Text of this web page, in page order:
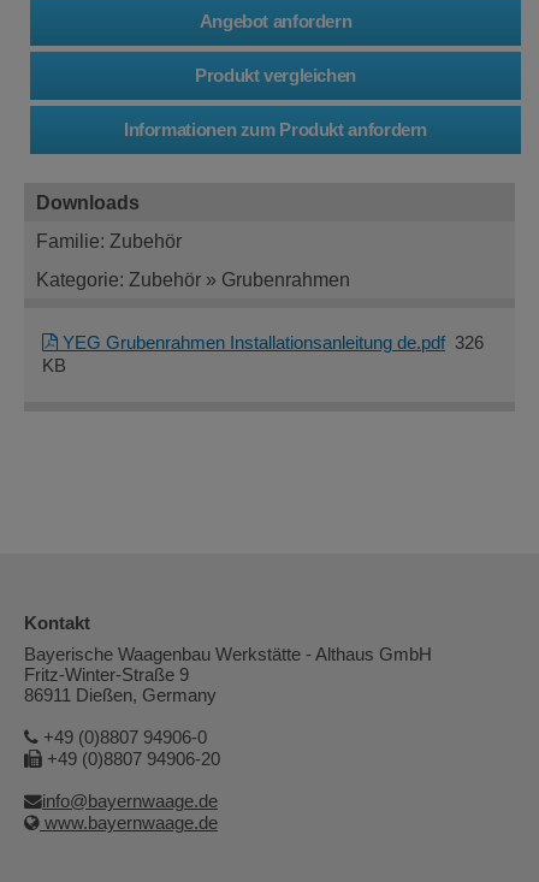
Downloads
Familie: Zubehör
Kategorie: Zubehör » Grubenrahmen
YEG Grubenrahmen Installationsanleitung de.pdf 326
KB
Kontakt
Bayerische Waagenbau Werkstätte - Althaus GmbH
Fritz-Winter-Straße 9
86911 Dießen, Germany
+49 (0)8807 94906-0
+49 (0)8807 94906-20
info@bayernwaage.de
www.bayernwaage.de